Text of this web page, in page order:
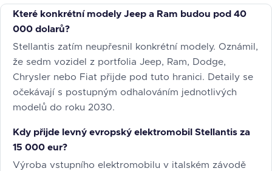
Které konkrétní modely Jeep a Ram budou pod 40
000 dolarů?
Stellantis zatím neupřesnil konkrétní modely. Oznámil,
že sedm vozidel z portfolia Jeep, Ram, Dodge,
Chrysler nebo Fiat přijde pod tuto hranici. Detaily se
očekávají s postupným odhalováním jednotlivých
modelů do roku 2030.
Kdy přijde levný evropský elektromobil Stellantis za
15 000 eur?
Výroba vstupního elektromobilu v italském závodě